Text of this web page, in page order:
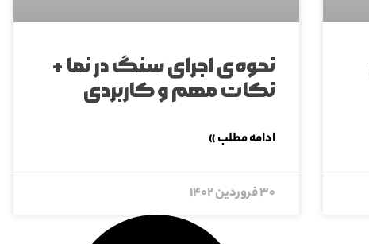
نحوه‌ی اجرای سنگ در نما +
نکات مهم و کاربردی
ادامه مطلب »
۳۰ فروردین ۱۴۰۲